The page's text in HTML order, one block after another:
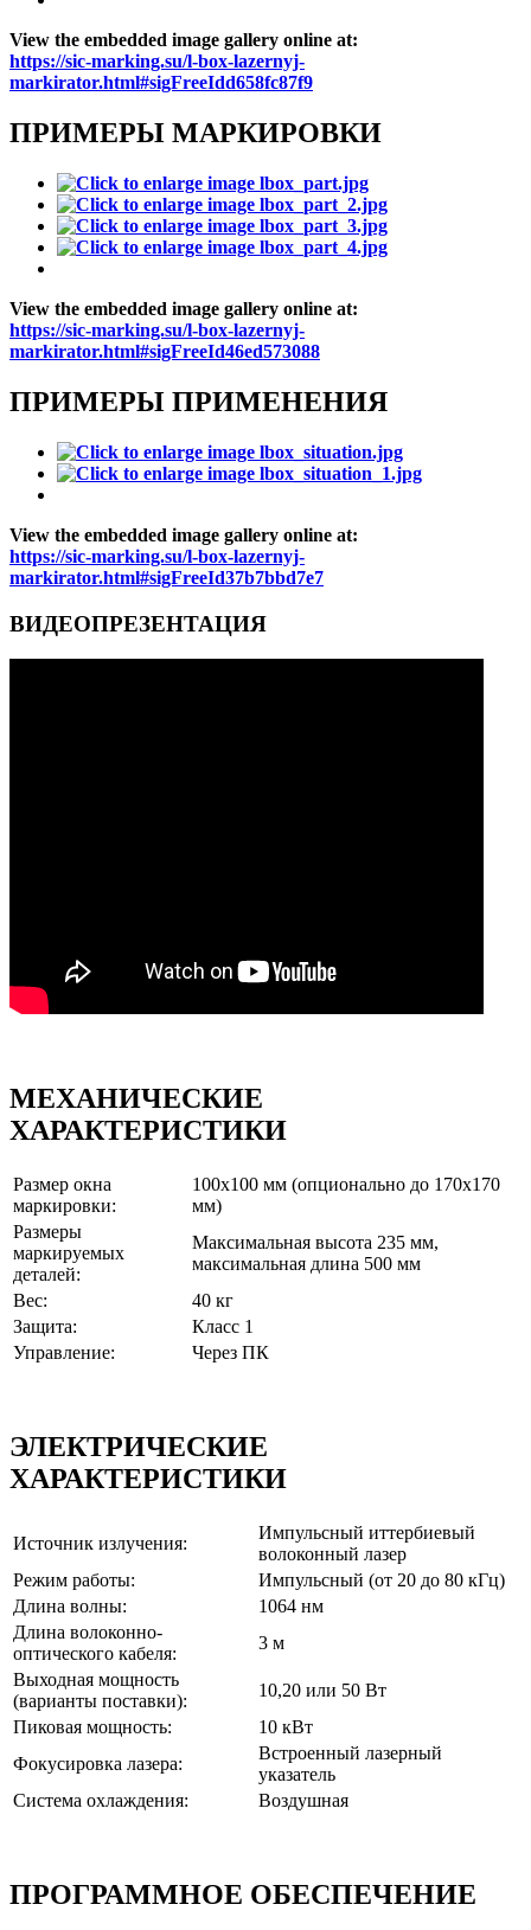
View the embedded image gallery online at:
https://sic-marking.su/l-box-lazernyj-
markirator.html#sigFreeIdd658fc87f9
ПРИМЕРЫ МАРКИРОВКИ
View the embedded image gallery online at:
https://sic-marking.su/l-box-lazernyj-
markirator.html#sigFreeId46ed573088
ПРИМЕРЫ ПРИМЕНЕНИЯ
View the embedded image gallery online at:
https://sic-marking.su/l-box-lazernyj-
markirator.html#sigFreeId37b7bbd7e7
ВИДЕОПРЕЗЕНТАЦИЯ
МЕХАНИЧЕСКИЕ
ХАРАКТЕРИСТИКИ
Размер окна
маркировки:
100х100 мм (опционально до 170х170
мм)
Размеры
маркируемых
деталей:
Максимальная высота 235 мм,
максимальная длина 500 мм
Вес:
40 кг
Защита:
Класс 1
Управление:
Через ПК
ЭЛЕКТРИЧЕСКИЕ
ХАРАКТЕРИСТИКИ
Источник излучения:
Импульсный иттербиевый
волоконный лазер
Режим работы:
Импульсный (от 20 до 80 кГц)
Длина волны:
1064 нм
Длина волоконно-
оптического кабеля:
3 м
Выходная мощность
(варианты поставки):
10,20 или 50 Вт
Пиковая мощность:
10 кВт
Фокусировка лазера:
Встроенный лазерный
указатель
Система охлаждения:
Воздушная
ПРОГРАММНОЕ ОБЕСПЕЧЕНИЕ